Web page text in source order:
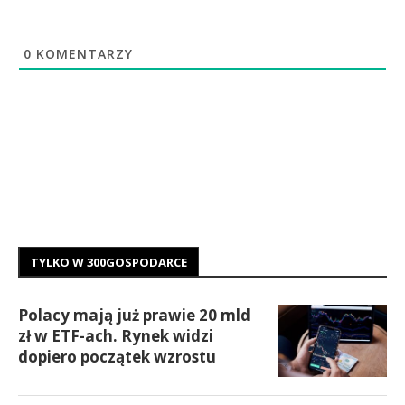
0 KOMENTARZY
TYLKO W 300GOSPODARCE
Polacy mają już prawie 20 mld
zł w ETF-ach. Rynek widzi
dopiero początek wzrostu